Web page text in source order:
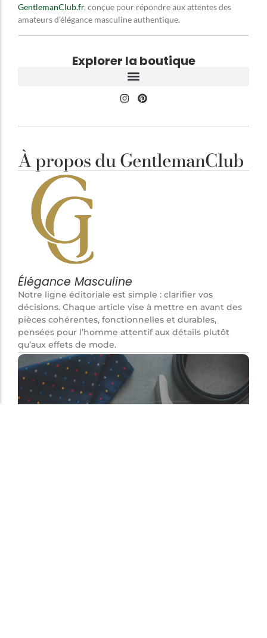
GentlemanClub.fr, conçue pour répondre aux attentes des
amateurs d’élégance masculine authentique.
Explorer la boutique
À propos du GentlemanClub
Élégance Masculine
Notre ligne éditoriale est simple : clarifier vos
décisions. Chaque article vise à mettre en avant des
pièces cohérentes, fonctionnelles et durables,
pensées pour l’homme attentif aux détails plutôt
qu’aux effets de mode.